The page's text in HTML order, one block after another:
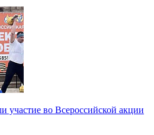
во Всероссийской акции